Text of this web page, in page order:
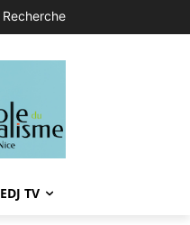
Recherche
EDJ TV